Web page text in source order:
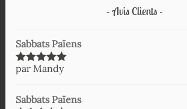
Avis Clients
Sabbats Païens
Note5sur
par Mandy
Sabbats Païens